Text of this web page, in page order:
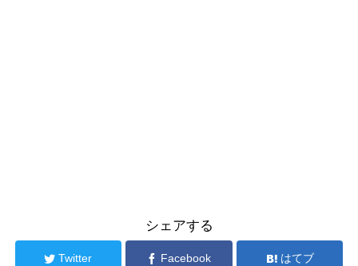
シェアする
Twitter Facebook はてブ